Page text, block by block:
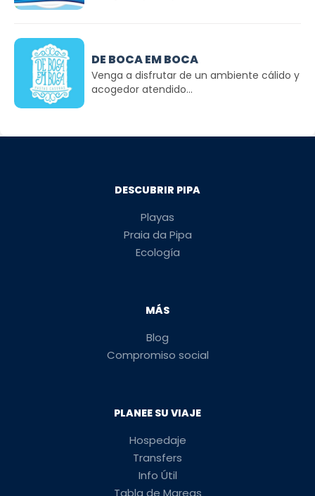
DE BOCA EM BOCA
Venga a disfrutar de un ambiente cálido y
acogedor atendido...
DESCUBRIR PIPA
Playas
Praia da Pipa
Ecología
MÁS
Blog
Compromiso social
PLANEE SU VIAJE
Hospedaje
Transfers
Info Útil
Tabla de Mareas